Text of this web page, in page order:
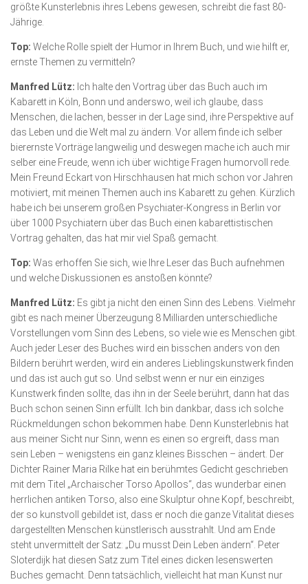
größte Kunst­erlebnis ihres Lebens gewesen, schreibt die fast 80-
Jährige.
Top: Welche Rolle spielt der Humor in Ihrem Buch, und wie hilft er,
ernste Themen zu vermitteln?
Manfred Lütz: Ich halte den Vortrag über das Buch auch im
Kabarett in Köln, Bonn und anderswo, weil ich glaube, dass
Menschen, die lachen, besser in der Lage sind, ihre Perspektive auf
das Leben und die Welt mal zu ändern. Vor allem finde ich selber
bierernste Vorträge langweilig und deswegen mache ich auch mir
selber eine Freude, wenn ich über wichtige Fragen humorvoll rede.
Mein Freund Eckart von Hirschhausen hat mich schon vor Jahren
motiviert, mit meinen Themen auch ins Kabarett zu gehen. Kürzlich
habe ich bei unserem großen Psychiater-Kongress in Berlin vor
über 1000 Psychiatern über das Buch einen kabarettistischen
Vortrag gehalten, das hat mir viel Spaß gemacht.
Top: Was erhoffen Sie sich, wie Ihre Leser das Buch aufnehmen
und welche Diskussionen es anstoßen könnte?
Manfred Lütz: Es gibt ja nicht den einen Sinn des Lebens. Vielmehr
gibt es nach meiner Überzeugung 8 Milliarden unterschiedliche
Vorstellungen vom Sinn des Lebens, so viele wie es Menschen gibt.
Auch jeder Leser des Buches wird ein bisschen anders von den
Bildern berührt werden, wird ein anderes Lieblingskunstwerk finden
und das ist auch gut so. Und selbst wenn er nur ein einziges
Kunstwerk finden sollte, das ihn in der Seele berührt, dann hat das
Buch schon seinen Sinn erfüllt. Ich bin dankbar, dass ich solche
Rückmeldungen schon bekommen habe. Denn Kunsterlebnis hat
aus meiner Sicht nur Sinn, wenn es einen so ergreift, dass man
sein Leben – wenigstens ein ganz kleines Bisschen – ändert. Der
Dichter Rainer Maria Rilke hat ein berühmtes Gedicht geschrieben
mit dem Titel „Archaischer Torso Apollos“, das wunderbar einen
herrlichen antiken Torso, also eine Skulptur ohne Kopf, beschreibt,
der so kunstvoll gebildet ist, dass er noch die ganze Vitalität dieses
dargestellten Menschen künstlerisch ausstrahlt. Und am Ende
steht unvermittelt der Satz: „Du musst Dein Leben ändern“. Peter
Sloterdijk hat diesen Satz zum Titel eines dicken lesenswerten
Buches gemacht. Denn tatsächlich, vielleicht hat man Kunst nur